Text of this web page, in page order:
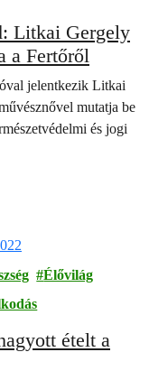
Litkai Gergely
a Fertőről
jelentkezik Litkai
mutatja be
és jogi
Élővilág
ételt a